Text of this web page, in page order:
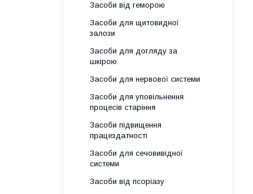
Засоби від геморою
Засоби для щитовидної
залози
Засоби для догляду за
шкірою
Засоби для нервової системи
Засоби для уповільнення
процесів старіння
Засоби підвищення
працездатності
Засоби для сечовивідної
системи
Засоби від псоріазу